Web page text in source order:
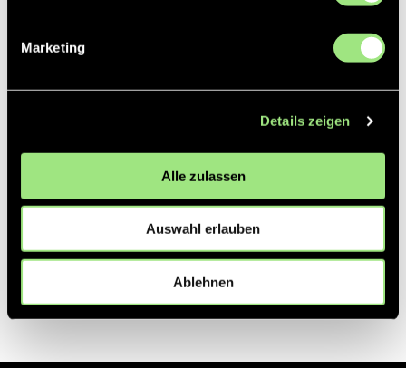
Marketing
Details zeigen
Alle zulassen
Auswahl erlauben
Ablehnen